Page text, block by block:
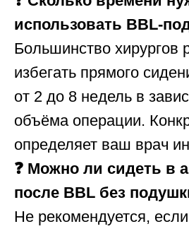
использовать BBL-
Большинство хирургов
избегать прямого
от 2 до 8 недель в
объёма операции.
определяет ваш врач
❓ Можно ли сидеть в
после BBL без
Не рекомендуется,